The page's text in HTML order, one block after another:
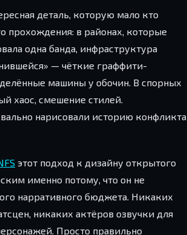
деталь, которую мало кто
прохождения: в районах, которые
одна банда, инфраструктура
— чёткие граффити-
машины у обочин. В спорных
хаос, смешение стилей.
нарисовали историю конфликта
этот подход к дизайну открытого
именно потому, что он не
нарративного бюджета. Никаких
никаких актёров озвучки для
Просто правильно